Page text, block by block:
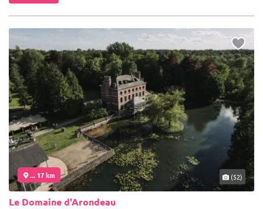
... 17 km (52)
Le Domaine d'Arondeau